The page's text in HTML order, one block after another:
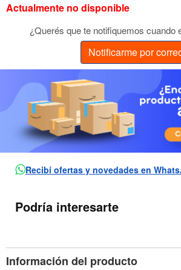
Actualmente no disponible
¿Querés que te notifiquemos cuando
Notificarme por
Recibí ofertas y novedades en
Podría interesarte
Información del producto